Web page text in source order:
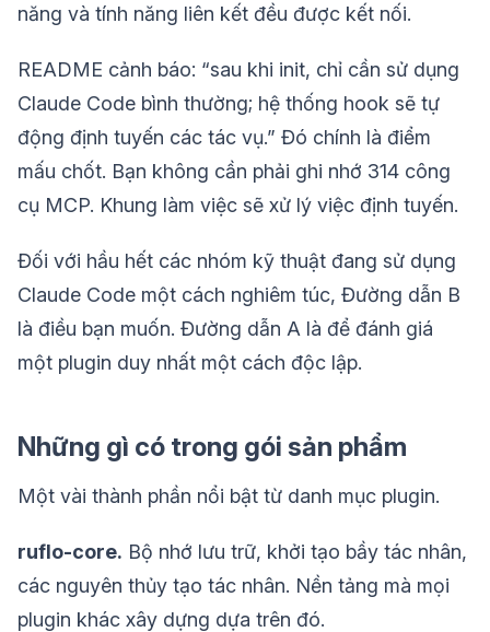
năng và tính năng liên kết đều được kết nối.
README cảnh báo: “sau khi init, chỉ cần sử dụng
Claude Code bình thường; hệ thống hook sẽ tự
động định tuyến các tác vụ.” Đó chính là điểm
mấu chốt. Bạn không cần phải ghi nhớ 314 công
cụ MCP. Khung làm việc sẽ xử lý việc định tuyến.
Đối với hầu hết các nhóm kỹ thuật đang sử dụng
Claude Code một cách nghiêm túc, Đường dẫn B
là điều bạn muốn. Đường dẫn A là để đánh giá
một plugin duy nhất một cách độc lập.
Những gì có trong gói sản phẩm
Một vài thành phần nổi bật từ danh mục plugin.
ruflo-core. Bộ nhớ lưu trữ, khởi tạo bầy tác nhân,
các nguyên thủy tạo tác nhân. Nền tảng mà mọi
plugin khác xây dựng dựa trên đó.